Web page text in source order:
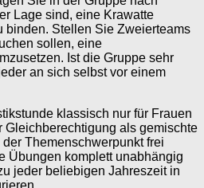
Lage sind, eine Krawatte
binden. Stellen Sie Zweierteams
sollen, eine
Ist die Gruppe sehr
an sich selbst vor einem
klassisch nur für Frauen
Gleichberechtigung als gemischte
Themenschwerpunkt frei
Übungen komplett unabhängig
jeder beliebigen Jahreszeit in